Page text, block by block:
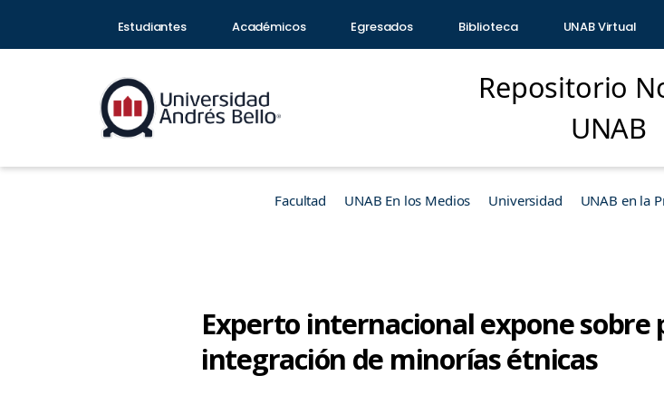
Estudiantes Académicos Egresados Biblioteca UNAB Virtual
Repositorio
UNAB
Facultad UNAB En los Medios Universidad UNAB en la
Experto internacional expone sobre
integración de minorías étnicas